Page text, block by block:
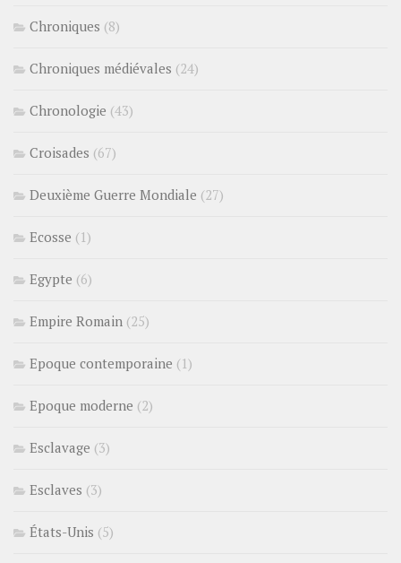
Chroniques (8)
Chroniques médiévales (24)
Chronologie (43)
Croisades (67)
Deuxième Guerre Mondiale (27)
Ecosse (1)
Egypte (6)
Empire Romain (25)
Epoque contemporaine (1)
Epoque moderne (2)
Esclavage (3)
Esclaves (3)
États-Unis (5)